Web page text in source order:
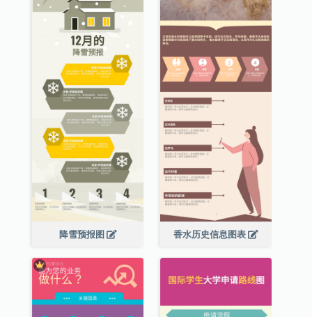
降雪预报图 香水历史信息图表